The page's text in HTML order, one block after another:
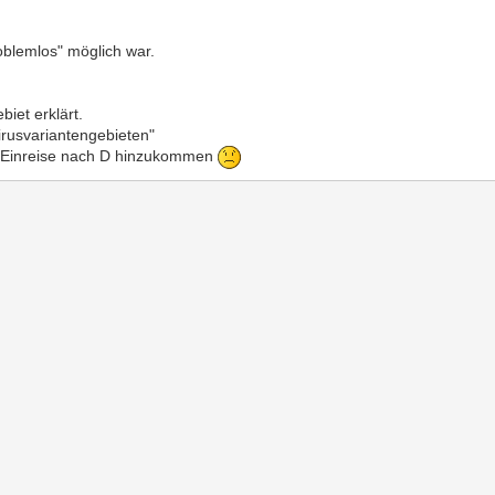
möglich war.
erklärt.
nach D hinzukommen